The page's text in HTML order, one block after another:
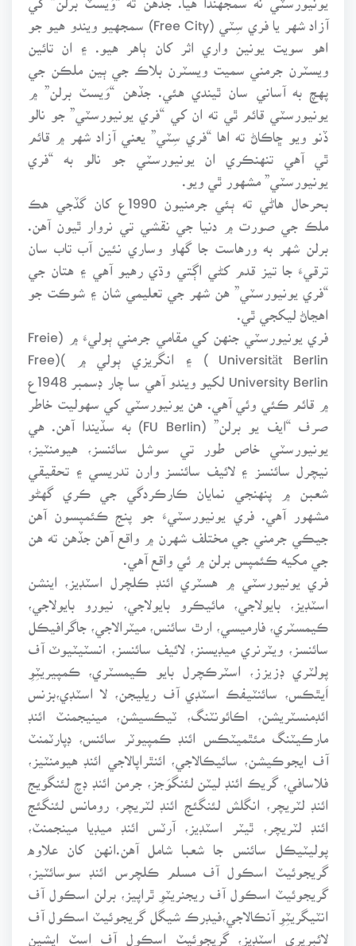
آزاد شهر يا فري سِٽي (Free City) سمجهيو ويندو هيو جو
اهو سويت يونين واري اثر کان ٻاهر هيو. ۽ ان تائين
ويسٽرن جرمني سميت ويسٽرن بلاڪ جي ٻين ملڪن جي
پهچ به آساني سان ٿيندي هئي. جڏهن “وَيسٽ برلن” ۾
يونيورسٽي قائم ٿي ته ان کي “فري يونيورسٽي” جو نالو
ڏنو ويو ڇاڪاڻ ته اها “فري سِٽي” يعني آزاد شهر ۾ قائم
ٿي آهي تنهنڪري ان يونيورسٽي جو نالو به “فري
يونيورسٽي” مشهور ٿي ويو.
بحرحال هاڻي ته ٻئي جرمنيون 1990ع کان گڏجي هڪ
ملڪ جي صورت ۾ دنيا جي نقشي تي نروار ٿيون آهن.
برلن شهر به ورهاست جا گهاو وساري نئين آب تاب سان
ترقيءَ جا تيز قدم کڻي اڳتي وڌي رهيو آهي ۽ هتان جي
“فري يونيورسٽي” هن شهر جي تعليمي شان ۽ شوڪت جو
اهڃاڻ ليکجي ٿي.
۾ قائم ڪئي وئي آهي. هن يونيورسٽي کي سهوليت خاطر
صرف “ايف يو برلن” (FU Berlin) به سڏيندا آهن. هي
يونيورسٽي خاص طور تي سوشل سائنسز، هيومنٽيز،
نيچرل سائنسز ۽ لائيف سائنسز وارن تدريسي ۽ تحقيقي
شعبن ۾ پنهنجي نمايان ڪارڪردگي جي ڪري گهڻو
مشهور آهي. فري يونيورسٽيءَ جو پنج ڪئمپسون آهن
جيڪي جرمني جي مختلف شهرن ۾ واقع آهن جڏهن ته هن
جي مکيه ڪئمپس برلن ۾ ئي واقع آهي.
فري يونيورسٽي ۾ هسٽري ائنڊ ڪلچرل اسٽڊيز، اينشن
اسٽڊيز، بايولاجي، مائيڪرو بايولاجي، نيورو بايولاجي،
ڪيمسٽري، فارميسي، ارٿ سائنس، ميٽرالاجي، جاگرافيڪل
سائنسز، ويٽرنري ميڊيسنز، لائيف سائنسز، انسٽيٽيوٽ آف
پولٽري ڊزيزز، اسٽرڪچرل بايو ڪيمسٽري، ڪمپيريٽِوِ
اَيٿڪس، سائنٽيفڪ اسٽڊي آف ريليجن، لا اسٽڊي،بزنس
ائڊمنسٽريشن، اڪائونٽنگ، ٽيڪسيشن، مينيجمنٽ ائنڊ
مارڪيٽنگ مئٿميٽڪس ائنڊ ڪمپيوٽر سائنس، ڊپارٽمنٽ
آف ايجوڪيشن، سائيڪالاجي، ائنٿراپالاجي ائنڊ هيومنٽيز،
فلاسافي، گريڪ ائنڊ ليٽن لئنگوَجز، جرمن ائنڊ ڊچ لئنگويج
ائنڊ لٽريچر، انگلش لئنگئج ائنڊ لٽريچر، رومانس لئنگئج
ائنڊ لٽريچر، ٿيٽر اسٽڊيز، آرٽس ائنڊ ميڊيا مينجمنٽ،
پوليٽيڪل سائنس جا شعبا شامل آهن.انهن کان علاوه
گريجوئيٽ اسڪول آف مسلم ڪلچرس ائنڊ سوسائٽيز،
گريجوئيٽ اسڪول آف ريجنريٽوِ ٿراپيز، برلن اسڪول آف
انٽيگريٽِوِ آنڪالاجي،فيڊرڪ شيگل گريجوئيٽ اسڪول آف
لائبريري اسٽڊيز، گريجوئيٽ اسڪول آف اِسٽ ايشين